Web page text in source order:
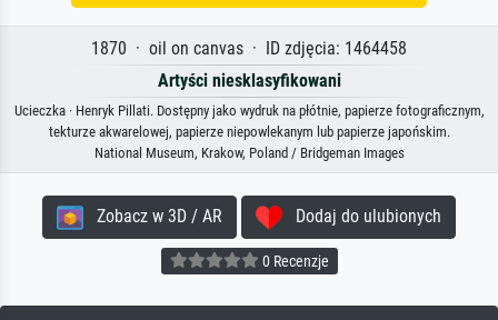
1870 · oil on canvas · ID zdjęcia: 1464458
Artyści niesklasyfikowani
Ucieczka · Henryk Pillati. Dostępny jako wydruk na płótnie, papierze fotograficznym,
tekturze akwarelowej, papierze niepowlekanym lub papierze japońskim.
National Museum, Krakow, Poland / Bridgeman Images
Zobacz w 3D / AR Dodaj do ulubionych
0 Recenzje